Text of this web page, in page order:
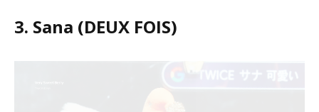
3. Sana (DEUX FOIS)